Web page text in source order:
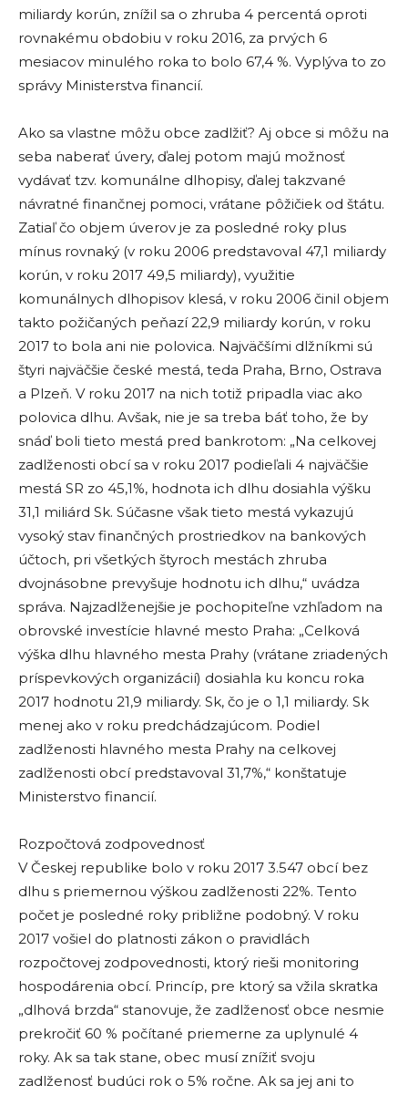
miliardy korún, znížil sa o zhruba 4 percentá oproti
rovnakému obdobiu v roku 2016, za prvých 6
mesiacov minulého roka to bolo 67,4 %. Vyplýva to zo
správy Ministerstva financií.
Ako sa vlastne môžu obce zadlžiť? Aj obce si môžu na
seba naberať úvery, ďalej potom majú možnosť
vydávať tzv. komunálne dlhopisy, ďalej takzvané
návratné finančnej pomoci, vrátane pôžičiek od štátu.
Zatiaľ čo objem úverov je za posledné roky plus
mínus rovnaký (v roku 2006 predstavoval 47,1 miliardy
korún, v roku 2017 49,5 miliardy), využitie
komunálnych dlhopisov klesá, v roku 2006 činil objem
takto požičaných peňazí 22,9 miliardy korún, v roku
2017 to bola ani nie polovica. Najväčšími dlžníkmi sú
štyri najväčšie české mestá, teda Praha, Brno, Ostrava
a Plzeň. V roku 2017 na nich totiž pripadla viac ako
polovica dlhu. Avšak, nie je sa treba báť toho, že by
snáď boli tieto mestá pred bankrotom: „Na celkovej
zadlženosti obcí sa v roku 2017 podieľali 4 najväčšie
mestá SR zo 45,1%, hodnota ich dlhu dosiahla výšku
31,1 miliárd Sk. Súčasne však tieto mestá vykazujú
vysoký stav finančných prostriedkov na bankových
účtoch, pri všetkých štyroch mestách zhruba
dvojnásobne prevyšuje hodnotu ich dlhu,“ uvádza
správa. Najzadlženejšie je pochopiteľne vzhľadom na
obrovské investície hlavné mesto Praha: „Celková
výška dlhu hlavného mesta Prahy (vrátane zriadených
príspevkových organizácií) dosiahla ku koncu roka
2017 hodnotu 21,9 miliardy. Sk, čo je o 1,1 miliardy. Sk
menej ako v roku predchádzajúcom. Podiel
zadlženosti hlavného mesta Prahy na celkovej
zadlženosti obcí predstavoval 31,7%,“ konštatuje
Ministerstvo financií.
Rozpočtová zodpovednosť
V Českej republike bolo v roku 2017 3.547 obcí bez
dlhu s priemernou výškou zadlženosti 22%. Tento
počet je posledné roky približne podobný. V roku
2017 vošiel do platnosti zákon o pravidlách
rozpočtovej zodpovednosti, ktorý rieši monitoring
hospodárenia obcí. Princíp, pre ktorý sa vžila skratka
„dlhová brzda“ stanovuje, že zadlženosť obce nesmie
prekročiť 60 % počítané priemerne za uplynulé 4
roky. Ak sa tak stane, obec musí znížiť svoju
zadlženosť budúci rok o 5% ročne. Ak sa jej ani to